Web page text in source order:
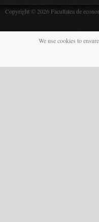
Copyright © 2026 Facultatea de
We use cookies to